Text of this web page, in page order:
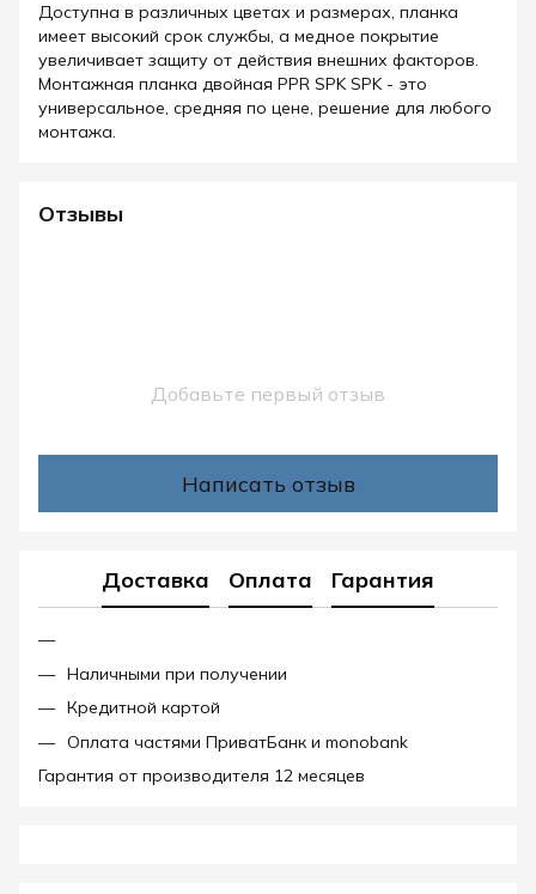
Доступна в различных цветах и размерах, планка
имеет высокий срок службы, а медное покрытие
увеличивает защиту от действия внешних факторов.
Монтажная планка двойная PPR SPK SPK - это
универсальное, средняя по цене, решение для любого
монтажа.
Отзывы
Добавьте первый отзыв
Написать отзыв
Доставка Оплата Гарантия
Наличными при получении
Кредитной картой
Оплата частями ПриватБанк и monobank
Гарантия от производителя 12 месяцев